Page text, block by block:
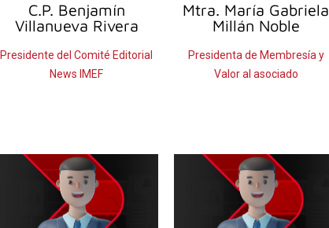
C.P. Benjamín
Villanueva Rivera
Presidente del Comité Editorial
News IMEF
Mtra. María Gabriela
Millán Noble
Presidenta de Membresía y
Valor al asociado